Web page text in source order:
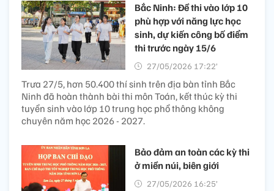
Bắc Ninh: Đề thi vào lớp 10
phù hợp với năng lực học
sinh, dự kiến công bố điểm
thi trước ngày 15/6
27/05/2026 17:22’
Trưa 27/5, hơn 50.400 thí sinh trên địa bàn tỉnh Bắc
Ninh đã hoàn thành bài thi môn Toán, kết thúc kỳ thi
tuyển sinh vào lớp 10 trung học phổ thông không
chuyên năm học 2026 - 2027.
Bảo đảm an toàn các kỳ thi
ở miền núi, biên giới
27/05/2026 16:25’